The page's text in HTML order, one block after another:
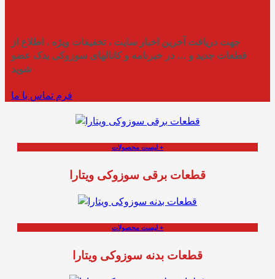
جهت دریافت آخرین اخبار سایت ، تخفیفات ویژه ، اطلاع از
قطعات جدید و ... در خبرنامه و کانالهای سوزوکی یدک عضو
شوید
فرم تماس با ما
لیست محصولات +
قطعات برقی سوزوکی ویتارا
لیست محصولات +
قطعات بدنه سوزوکی ویتارا